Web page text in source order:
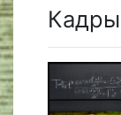
Кадры